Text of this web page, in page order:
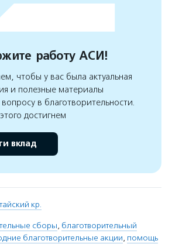
работу АСИ!
чтобы у вас была актуальная
и полезные материалы
в благотворительности.
достигнем
вклад
кр.
сборы, благотворительный
благотворительные акции, помощь